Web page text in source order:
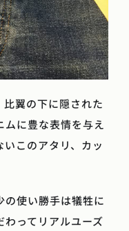
翼の下に隠された
に豊な表情を与え
このアタリ、カッ
の使い勝手は犠牲に
わってリアルユーズ